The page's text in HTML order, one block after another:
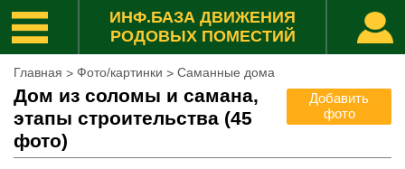
ИНФ.БАЗА ДВИЖЕНИЯ
РОДОВЫХ ПОМЕСТИЙ
Главная > Фото/картинки > Саманные дома
Добавить
фото
Дом из соломы и самана,
этапы строительства (45
фото)